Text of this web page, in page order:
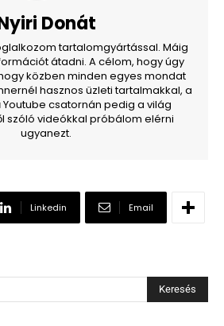
Donát
tartalomgyártással. Máig
átadni. A célom, hogy úgy
közben minden egyes mondat
hasznos üzleti tartalmakkal, a
Youtube csatornán pedig a világ
szóló videókkal próbálom elérni
ugyanezt.
Linkedin Email
Keresés